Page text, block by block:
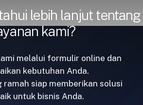
lebih lanjut tentang
kami?
melalui formulir online dan
kebutuhan Anda.
ramah siap memberikan solusi
untuk bisnis Anda.